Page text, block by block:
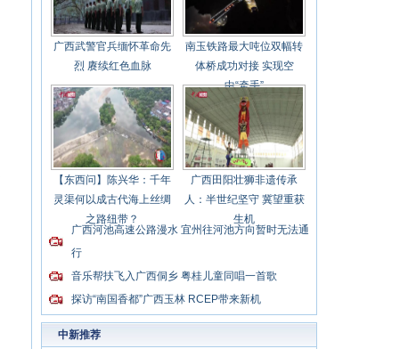
广西武警官兵缅怀革命先
烈 赓续红色血脉
南玉铁路最大吨位双幅转
体桥成功对接 实现空
中“牵手”
【东西问】陈兴华：千年
灵渠何以成古代海上丝绸
之路纽带？
广西田阳壮狮非遗传承
人：半世纪坚守 冀望重获
生机
广西河池高速公路漫水 宜州往河池方向暂时无法通
行
音乐帮扶飞入广西侗乡 粤桂儿童同唱一首歌
探访“南国香都”广西玉林 RCEP带来新机
中新推荐